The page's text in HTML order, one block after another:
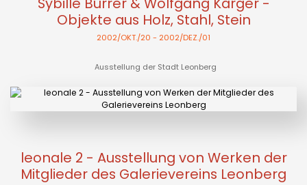
Objekte aus Holz, Stahl, Stein
2002/OKT./20 - 2002/DEZ./01
Ausstellung der Stadt Leonberg
leonale 2 - Ausstellung von Werken der
Mitglieder des Galerievereins Leonberg